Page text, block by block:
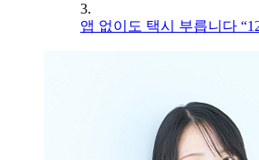
3.
앱 없이도 택시 부릅니다